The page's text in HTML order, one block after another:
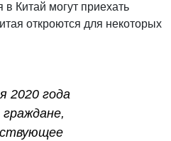
в Китай могут приехать
откроются для некоторых
2020 года